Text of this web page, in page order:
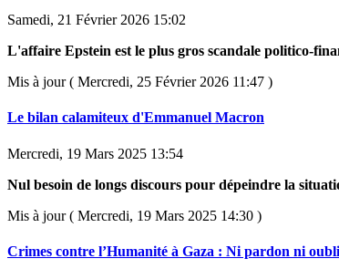
Samedi, 21 Février 2026 15:02
L'affaire Epstein est le plus gros scandale politico-
Mis à jour ( Mercredi, 25 Février 2026 11:47 )
Le bilan calamiteux d'Emmanuel Macron
Mercredi, 19 Mars 2025 13:54
Nul besoin de longs discours pour dépeindre la
Mis à jour ( Mercredi, 19 Mars 2025 14:30 )
Crimes contre l’Humanité à Gaza : Ni pardon ni